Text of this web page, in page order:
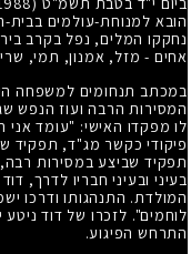
הובא למנוחת-עולמים
נחקקו המלים, נפל בקרב
אחים - מזל, אמנון, תמי,
במכתב תנחומים למשפחה
המסירות הרבה ועוז הנפש
לו מפקדו האישי: "עומד אני
פיקודי כקשר מג"ד, תפקיד
תפקיד שביצע במסירות
בעיני ובעיני חבריו לדרך,
המולדת. התנהגותו ודרכו
לוחמים". לזכרו של דוד
התרחש הפיגוע.